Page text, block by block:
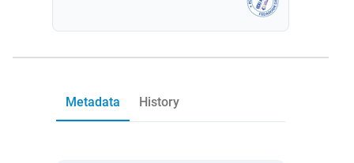
Metadata History